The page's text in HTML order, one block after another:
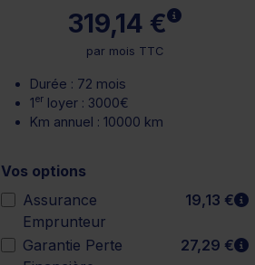
319,14 € En savoir
par mois TTC
Durée : 72 mois
1er loyer : 3000€
Km annuel : 10000 km
Vos options
Assurance
Emprunteur
19,13 €
Garantie Perte
27,29 €